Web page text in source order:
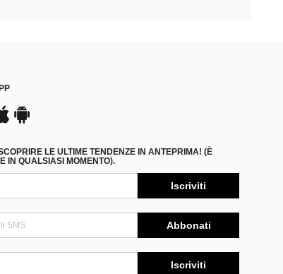
LE ULTIME TENDENZE IN ANTEPRIMA! (È
IN QUALSIASI MOMENTO).
Iscriviti
Abbonati
Iscriviti